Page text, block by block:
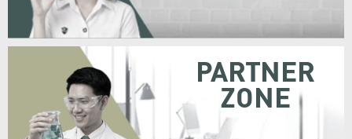
PARTNER
ZONE